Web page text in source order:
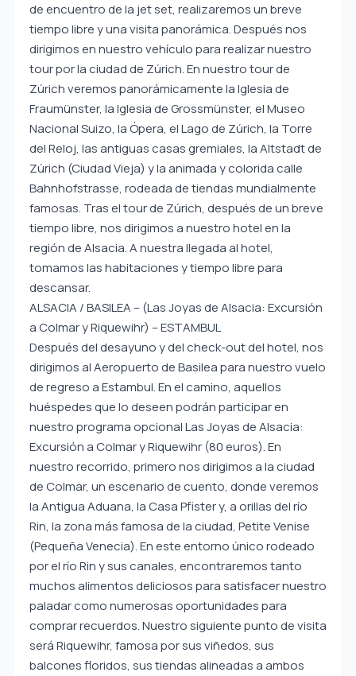
de encuentro de la jet set, realizaremos un breve
tiempo libre y una visita panorámica. Después nos
dirigimos en nuestro vehículo para realizar nuestro
tour por la ciudad de Zúrich. En nuestro tour de
Zúrich veremos panorámicamente la Iglesia de
Fraumünster, la Iglesia de Grossmünster, el Museo
Nacional Suizo, la Ópera, el Lago de Zúrich, la Torre
del Reloj, las antiguas casas gremiales, la Altstadt de
Zúrich (Ciudad Vieja) y la animada y colorida calle
Bahnhofstrasse, rodeada de tiendas mundialmente
famosas. Tras el tour de Zúrich, después de un breve
tiempo libre, nos dirigimos a nuestro hotel en la
región de Alsacia. A nuestra llegada al hotel,
tomamos las habitaciones y tiempo libre para
descansar.
ALSACIA / BASILEA – (Las Joyas de Alsacia: Excursión
a Colmar y Riquewihr) – ESTAMBUL
Después del desayuno y del check-out del hotel, nos
dirigimos al Aeropuerto de Basilea para nuestro vuelo
de regreso a Estambul. En el camino, aquellos
huéspedes que lo deseen podrán participar en
nuestro programa opcional Las Joyas de Alsacia:
Excursión a Colmar y Riquewihr (80 euros). En
nuestro recorrido, primero nos dirigimos a la ciudad
de Colmar, un escenario de cuento, donde veremos
la Antigua Aduana, la Casa Pfister y, a orillas del río
Rin, la zona más famosa de la ciudad, Petite Venise
(Pequeña Venecia). En este entorno único rodeado
por el río Rin y sus canales, encontraremos tanto
muchos alimentos deliciosos para satisfacer nuestro
paladar como numerosas oportunidades para
comprar recuerdos. Nuestro siguiente punto de visita
será Riquewihr, famosa por sus viñedos, sus
balcones floridos, sus tiendas alineadas a ambos